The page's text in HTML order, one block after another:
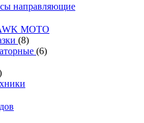
направляющие
MOTO
(8)
(6)